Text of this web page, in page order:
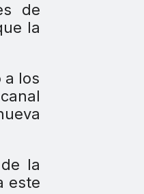
de
la
a los
la
este